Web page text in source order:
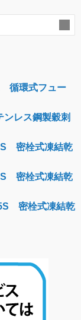
循環式フュー
レス鋼製穀刺
密栓式凍結乾
密栓式凍結乾
密栓式凍結乾